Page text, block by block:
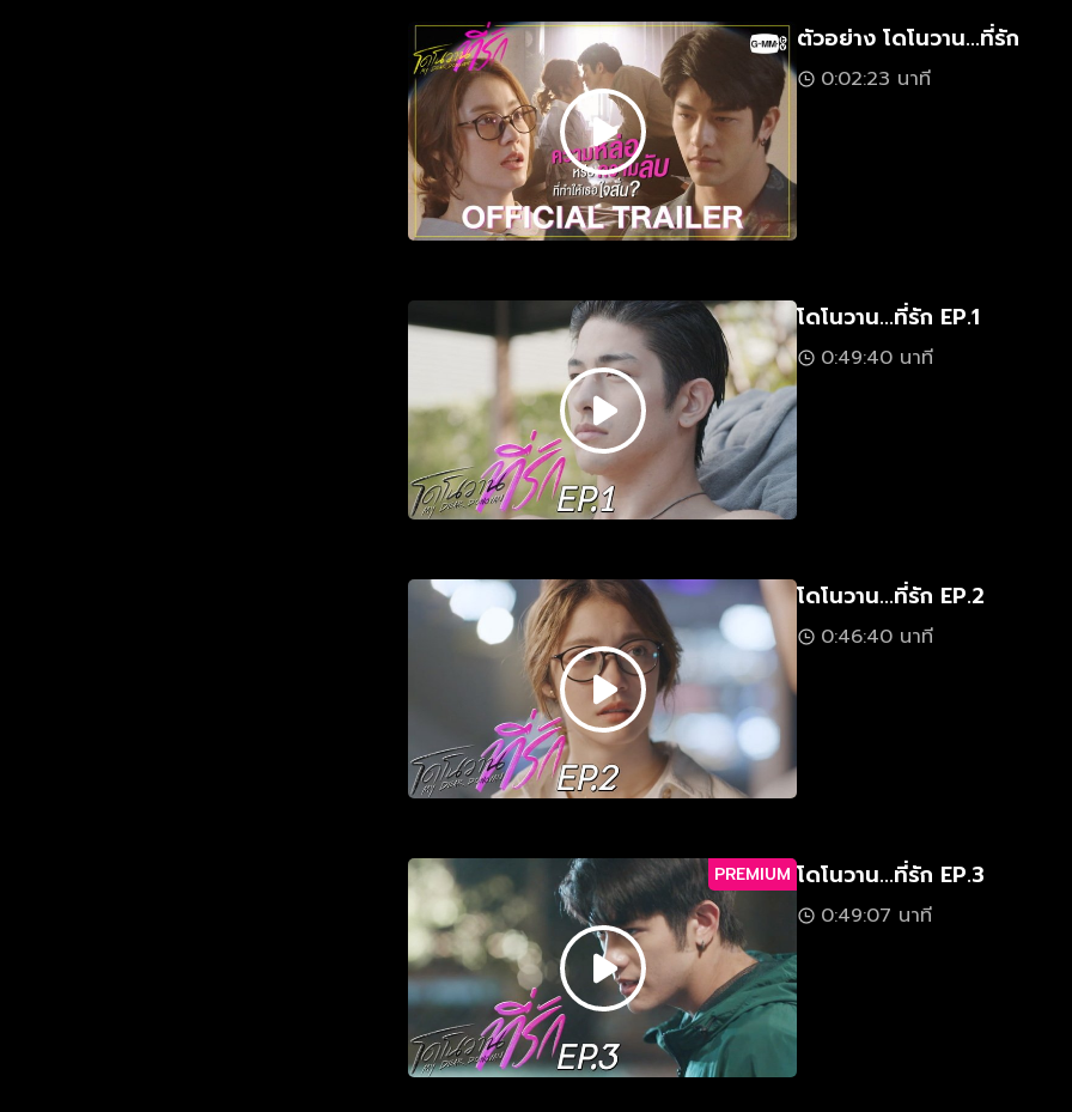
ตัวอย่าง โดโนวาน...ที่รัก
0:02:23 นาที
โดโนวาน...ที่รัก EP.1
0:49:40 นาที
โดโนวาน...ที่รัก EP.2
0:46:40 นาที
PREMIUM โดโนวาน...ที่รัก EP.3
0:49:07 นาที